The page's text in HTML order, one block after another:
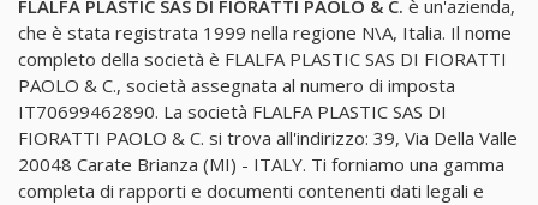
FLALFA PLASTIC SAS DI FIORATTI PAOLO & C. è un'azienda,
che è stata registrata 1999 nella regione N\A, Italia. Il nome
completo della società è FLALFA PLASTIC SAS DI FIORATTI
PAOLO & C., società assegnata al numero di imposta
IT70699462890. La società FLALFA PLASTIC SAS DI
FIORATTI PAOLO & C. si trova all'indirizzo: 39, Via Della Valle
20048 Carate Brianza (MI) - ITALY. Ti forniamo una gamma
completa di rapporti e documenti contenenti dati legali e